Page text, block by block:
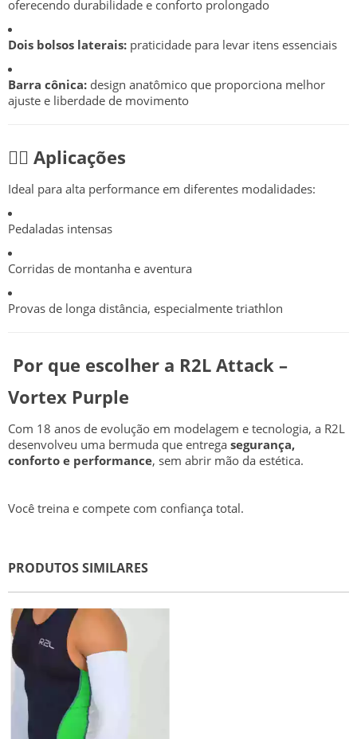
oferecendo durabilidade e conforto prolongado
Dois bolsos laterais: praticidade para levar itens essenciais
Barra cônica: design anatômico que proporciona melhor
ajuste e liberdade de movimento
🏃‍♂️ Aplicações
Ideal para alta performance em diferentes modalidades:
Pedaladas intensas
Corridas de montanha e aventura
Provas de longa distância, especialmente triathlon
Por que escolher a R2L Attack –
Vortex Purple
Com 18 anos de evolução em modelagem e tecnologia, a R2L
desenvolveu uma bermuda que entrega segurança,
conforto e performance, sem abrir mão da estética.
Você treina e compete com confiança total.
PRODUTOS SIMILARES